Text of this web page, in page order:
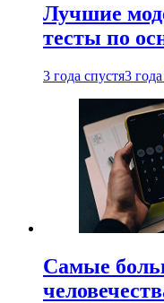
Лучшие
тесты по
3 года спустя3
Самые